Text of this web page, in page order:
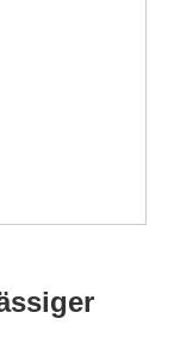
Wandler